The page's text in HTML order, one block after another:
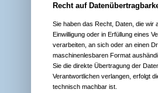
Recht auf
Sie haben das Recht, Daten, die wir
Einwilligung oder in Erfüllung eines
verarbeiten, an sich oder an einen
maschinenlesbaren Format
Sie die direkte Übertragung der
Verantwortlichen verlangen, erfolgt
technisch machbar ist.